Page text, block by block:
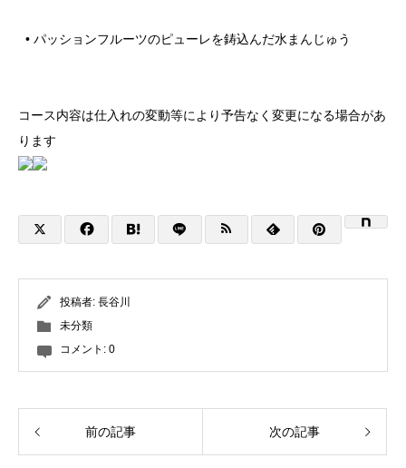
• パッションフルーツのピューレを鋳込んだ水まんじゅう
コース内容は仕入れの変動等により予告なく変更になる場合があ
ります
投稿者: 長谷川
未分類
コメント: 0
前の記事 次の記事